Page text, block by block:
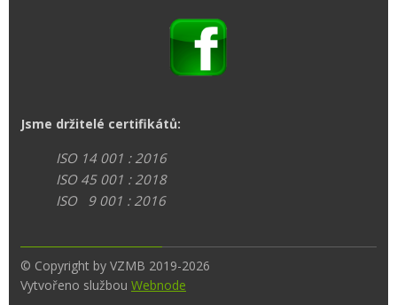
Jsme držitelé certifikátů:
ISO 14 001 : 2016
ISO 45 001 : 2018
ISO 9 001 : 2016
© Copyright by VZMB 2019-2026
Vytvořeno službou Webnode